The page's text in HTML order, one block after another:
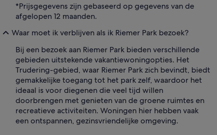
*Prijsgegevens zijn gebaseerd op gegevens van de
afgelopen 12 maanden.
Waar moet ik verblijven als ik Riemer Park bezoek?
Bij een bezoek aan Riemer Park bieden verschillende
gebieden uitstekende vakantiewoningopties. Het
Trudering-gebied, waar Riemer Park zich bevindt, biedt
gemakkelijke toegang tot het park zelf, waardoor het
ideaal is voor diegenen die veel tijd willen
doorbrengen met genieten van de groene ruimtes en
recreatieve activiteiten. Woningen hier hebben vaak
een ontspannen, gezinsvriendelijke omgeving.